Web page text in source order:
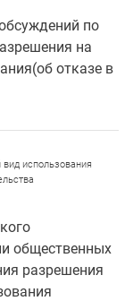
по
на
отказе в
использования
общественных
разрешения